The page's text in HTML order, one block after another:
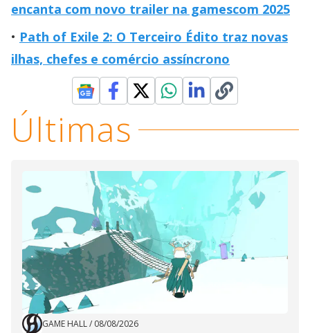
encanta com novo trailer na gamescom 2025
Path of Exile 2: O Terceiro Édito traz novas
ilhas, chefes e comércio assíncrono
Últimas
GAME HALL/ 08/08/2026